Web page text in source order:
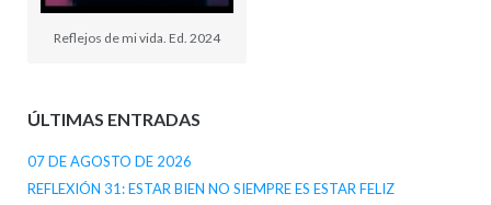
Reflejos de mi vida. Ed. 2024
ÚLTIMAS ENTRADAS
07 DE AGOSTO DE 2026
REFLEXIÓN 31: ESTAR BIEN NO SIEMPRE ES ESTAR FELIZ